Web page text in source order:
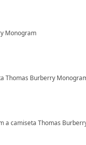
Monogram
Thomas Burberry
a camiseta Thomas